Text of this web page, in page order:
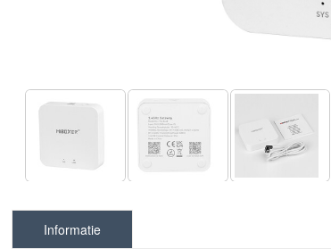
Informatie